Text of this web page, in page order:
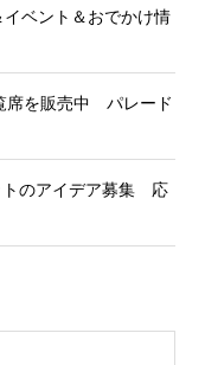
イベント＆おでかけ情
席を販売中 パレード
トのアイデア募集 応